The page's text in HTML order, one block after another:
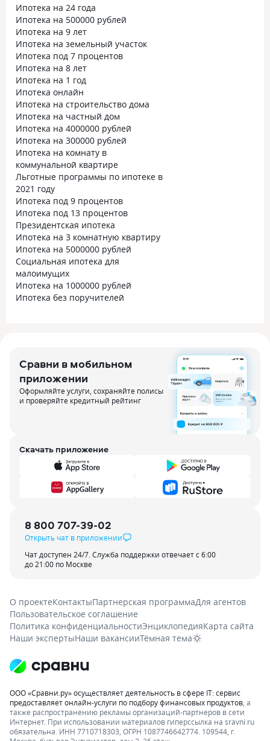
Ипотека на 24 года
Ипотека на 500000 рублей
Ипотека на 9 лет
Ипотека на земельный участок
Ипотека под 7 процентов
Ипотека на 8 лет
Ипотека на 1 год
Ипотека онлайн
Ипотека на строительство дома
Ипотека на частный дом
Ипотека на 4000000 рублей
Ипотека на 300000 рублей
Ипотека на комнату в
коммунальной квартире
Льготные программы по ипотеке в
2021 году
Ипотека под 9 процентов
Ипотека под 13 процентов
Президентская ипотека
Ипотека на 3 комнатную квартиру
Ипотека на 5000000 рублей
Социальная ипотека для
малоимущих
Ипотека на 1000000 рублей
Ипотека без поручителей
Сравни в мобильном
приложении
Оформляйте услуги, сохраняйте полисы
и проверяйте кредитный рейтинг
Скачать приложение
8 800 707-39-02
Открыть чат в приложении
Чат доступен 24/7. Служба поддержки отвечает с 6:00
до 21:00 по Москве
О проектеКонтактыПартнерская программаДля агентов
Пользовательское соглашение
Политика конфиденциальностиЭнциклопедияКарта сайта
Наши экспертыНаши вакансииТёмная тема
ООО «Сравни.ру» осуществляет деятельность в сфере IT: сервис
предоставляет онлайн-услуги по подбору финансовых продуктов , а
также распространению рекламы организаций-партнеров в сети
Интернет. При использовании материалов гиперссылка на sravni.ru
обязательна. ИНН 7710718303, ОГРН 1087746642774. 109544, г.